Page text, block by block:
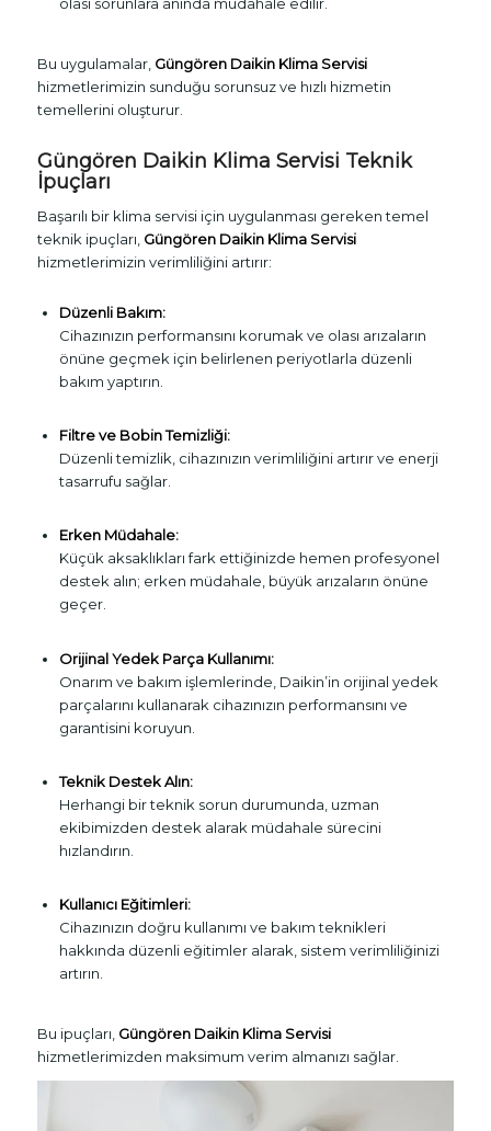
Bu uygulamalar, Güngören Daikin Klima Servisi
hizmetlerimizin sunduğu sorunsuz ve hızlı hizmetin
temellerini oluşturur.
Güngören Daikin Klima Servisi Teknik
İpuçları
Başarılı bir klima servisi için uygulanması gereken temel
teknik ipuçları, Güngören Daikin Klima Servisi
hizmetlerimizin verimliliğini artırır:
Düzenli Bakım:
Cihazınızın performansını korumak ve olası arızaların
önüne geçmek için belirlenen periyotlarla düzenli
bakım yaptırın.
Filtre ve Bobin Temizliği:
Düzenli temizlik, cihazınızın verimliliğini artırır ve enerji
tasarrufu sağlar.
Erken Müdahale:
Küçük aksaklıkları fark ettiğinizde hemen profesyonel
destek alın; erken müdahale, büyük arızaların önüne
geçer.
Orijinal Yedek Parça Kullanımı:
Onarım ve bakım işlemlerinde, Daikin’in orijinal yedek
parçalarını kullanarak cihazınızın performansını ve
garantisini koruyun.
Teknik Destek Alın:
Herhangi bir teknik sorun durumunda, uzman
ekibimizden destek alarak müdahale sürecini
hızlandırın.
Kullanıcı Eğitimleri:
Cihazınızın doğru kullanımı ve bakım teknikleri
hakkında düzenli eğitimler alarak, sistem verimliliğinizi
artırın.
Bu ipuçları, Güngören Daikin Klima Servisi
hizmetlerimizden maksimum verim almanızı sağlar.